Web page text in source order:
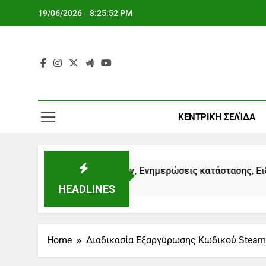
19/06/2026 8:25:53 PM
ΚΕΝΤΡΙΚΉ ΣΕΛΊΔΑ
HEADLINES
αξιώσεων, Ενημερώσεις κατάστασης, Ειδοποιήσεις
Home Διαδικασία Εξαργύρωσης Κωδικού Steam